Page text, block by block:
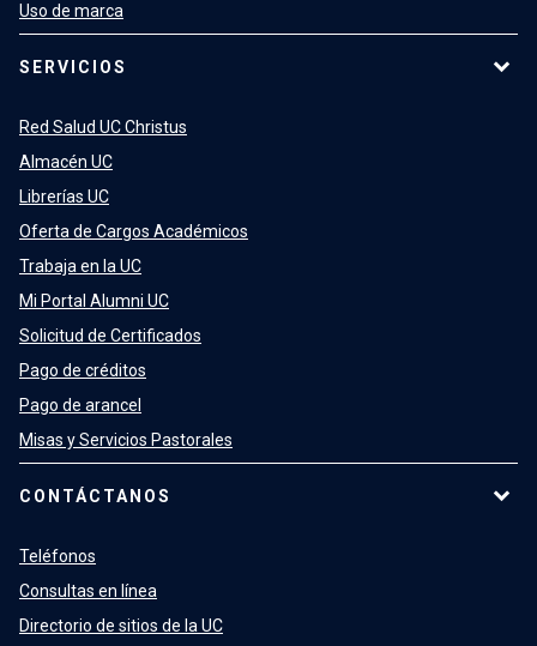
Uso de marca
SERVICIOS
Red Salud UC Christus
Almacén UC
Librerías UC
Oferta de Cargos Académicos
Trabaja en la UC
Mi Portal Alumni UC
Solicitud de Certificados
Pago de créditos
Pago de arancel
Misas y Servicios Pastorales
CONTÁCTANOS
Teléfonos
Consultas en línea
Directorio de sitios de la UC